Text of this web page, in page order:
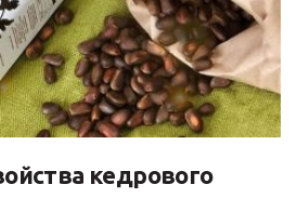
кедрового